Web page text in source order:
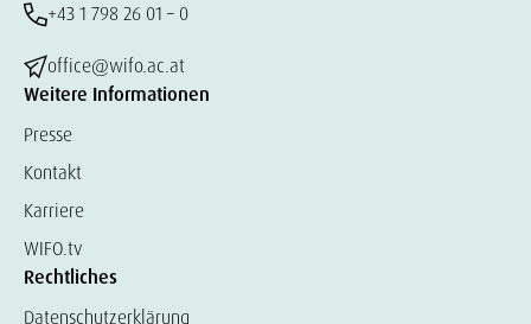
+43 1 798 26 01 – 0
office@wifo.ac.at
Weitere Informationen
Presse
Kontakt
Karriere
WIFO.tv
Rechtliches
Datenschutzerklärung